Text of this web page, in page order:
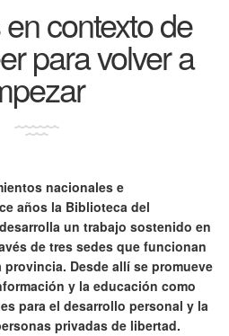
contexto de
para volver a
nacionales e
años la Biblioteca del
un trabajo sostenido en
de tres sedes que funcionan
Desde allí se promueve
y la educación como
para el desarrollo personal y la
privadas de libertad.